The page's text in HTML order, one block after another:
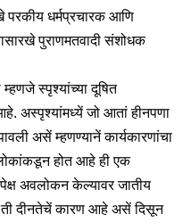
धर्मप्रचारक आणि
पुराणमतवादी संशोधक
स्पृश्यांच्या दूषित
अस्पृश्यांमध्यें जो आतां हीनपणा
असें म्हणण्यानें कार्यकारणांचा
लोकांकडून होत आहे ही एक
अवलोकन केल्यावर जातीय
ती दीनतेचें कारण आहे असें दिसून